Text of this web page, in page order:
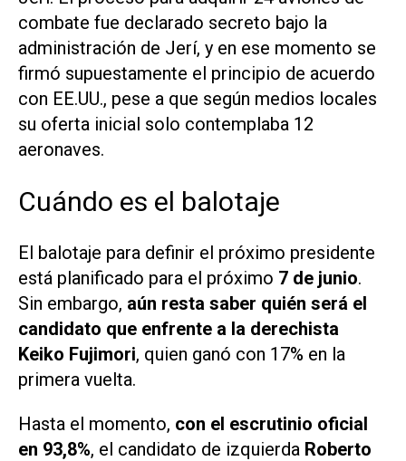
combate fue declarado secreto bajo la
administración de Jerí, y en ese momento se
firmó supuestamente el principio de acuerdo
con EE.UU., pese a que según medios locales
su oferta inicial solo contemplaba 12
aeronaves.
Cuándo es el balotaje
El balotaje para definir el próximo presidente
está planificado para el próximo 7 de junio.
Sin embargo, aún resta saber quién será el
candidato que enfrente a la derechista
Keiko Fujimori, quien ganó con 17% en la
primera vuelta.
Hasta el momento, con el escrutinio oficial
en 93,8%, el candidato de izquierda Roberto